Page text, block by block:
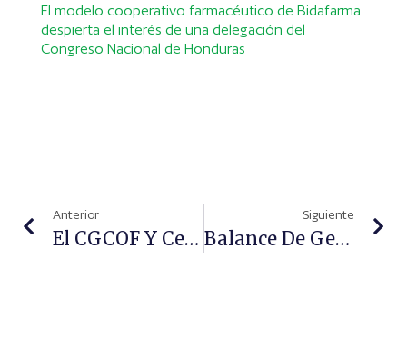
El modelo cooperativo farmacéutico de Bidafarma
despierta el interés de una delegación del
Congreso Nacional de Honduras
Anterior
El CGCOF Y Cesif Refuerzan Lazos Para Promover Una Formación De Excelencia E Impulsar La Innovación Entre Los Farmacéuticos
Siguiente
Balance De Gestión De La Farmacia En 2025, Por Asefarma